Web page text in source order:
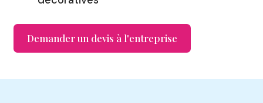
Demander un devis à l'entreprise